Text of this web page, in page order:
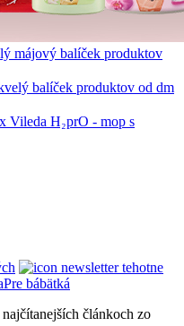
májový balíček produktov
balíček produktov od dm
H₂prO - mop s
Pre bábätká
článkoch zo